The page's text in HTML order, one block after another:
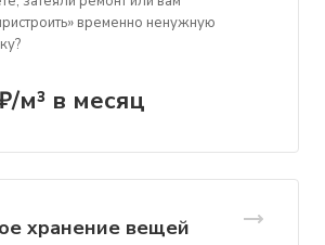
временно ненужную
м³ в месяц
хранение вещей